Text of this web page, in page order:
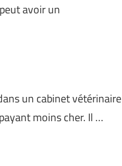
avoir un
un cabinet vétérinaire
moins cher. Il …